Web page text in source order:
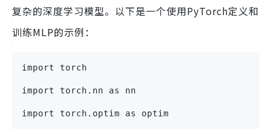
复杂的深度学习模型。以下是一个使用PyTorch定义和
训练MLP的示例：
import torch
import torch.nn as nn
import torch.optim as optim